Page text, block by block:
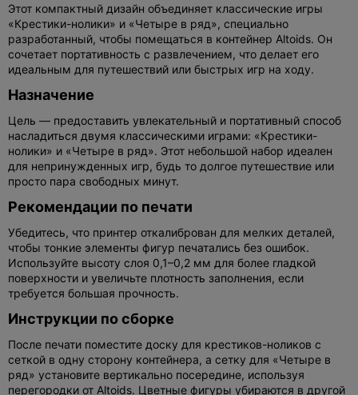
Этот компактный дизайн объединяет классические игры
«Крестики-нолики» и «Четыре в ряд», специально
разработанный, чтобы помещаться в контейнер Altoids. Он
сочетает портативность с развлечением, что делает его
идеальным для путешествий или быстрых игр на ходу.
Назначение
Цель — предоставить увлекательный и портативный способ
насладиться двумя классическими играми: «Крестики-
нолики» и «Четыре в ряд». Этот небольшой набор идеален
для непринужденных игр, будь то долгое путешествие или
просто пара свободных минут.
Рекомендации по печати
Убедитесь, что принтер откалиброван для мелких деталей,
чтобы тонкие элементы фигур печатались без ошибок.
Используйте высоту слоя 0,1–0,2 мм для более гладкой
поверхности и увеличьте плотность заполнения, если
требуется большая прочность.
Инструкции по сборке
После печати поместите доску для крестиков-ноликов с
сеткой в одну сторону контейнера, а сетку для «Четыре в
ряд» установите вертикально посередине, используя
перегородки от Altoids. Цветные фигуры убираются в другой